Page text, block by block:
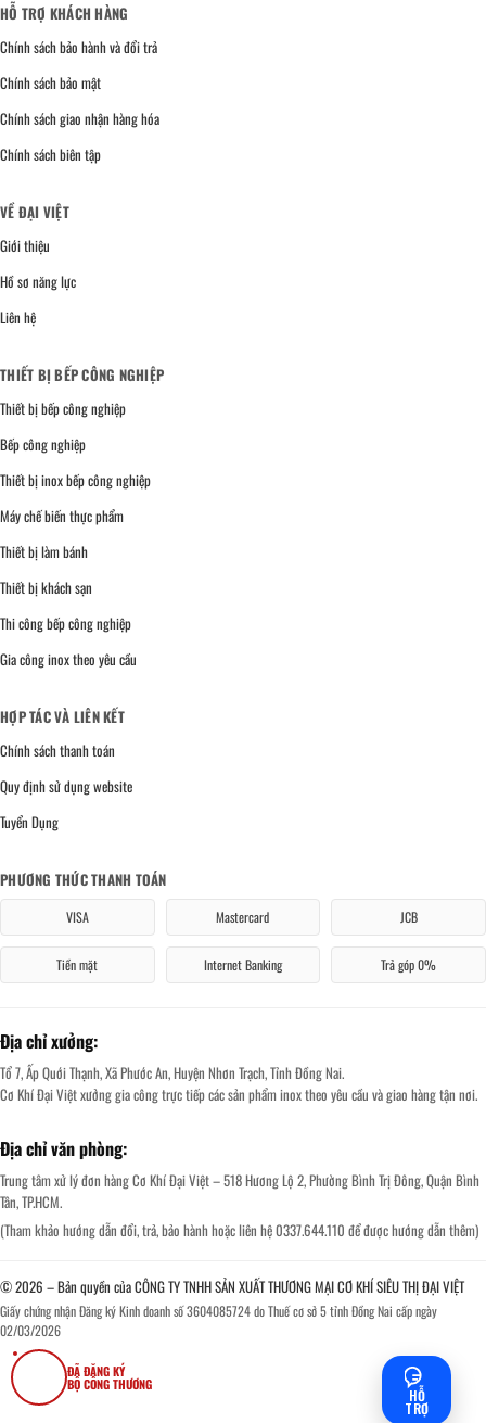
HỖ TRỢ KHÁCH HÀNG
Chính sách bảo hành và đổi trả
Chính sách bảo mật
Chính sách giao nhận hàng hóa
Chính sách biên tập
VỀ ĐẠI VIỆT
Giới thiệu
Hồ sơ năng lực
Liên hệ
THIẾT BỊ BẾP CÔNG NGHIỆP
Thiết bị bếp công nghiệp
Bếp công nghiệp
Thiết bị inox bếp công nghiệp
Máy chế biến thực phẩm
Thiết bị làm bánh
Thiết bị khách sạn
Thi công bếp công nghiệp
Gia công inox theo yêu cầu
HỢP TÁC VÀ LIÊN KẾT
Chính sách thanh toán
Quy định sử dụng website
Tuyển Dụng
PHƯƠNG THỨC THANH TOÁN
VISA Mastercard JCB
Tiền mặt Internet Banking Trả góp 0%
Địa chỉ xưởng:
Tổ 7, Ấp Quới Thạnh, Xã Phước An, Huyện Nhơn Trạch, Tỉnh Đồng Nai.
Cơ Khí Đại Việt xưởng gia công trực tiếp các sản phẩm inox theo yêu cầu và giao hàng tận nơi.
Địa chỉ văn phòng:
Trung tâm xử lý đơn hàng Cơ Khí Đại Việt – 518 Hương Lộ 2, Phường Bình Trị Đông, Quận Bình
Tân, TP.HCM.
(Tham khảo hướng dẫn đổi, trả, bảo hành hoặc liên hệ 0337.644.110 để được hướng dẫn thêm)
© 2026 – Bản quyền của CÔNG TY TNHH SẢN XUẤT THƯƠNG MẠI CƠ KHÍ SIÊU THỊ ĐẠI VIỆT
Giấy chứng nhận Đăng ký Kinh doanh số 3604085724 do Thuế cơ sở 5 tỉnh Đồng Nai cấp ngày
02/03/2026
ĐÃ ĐĂNG KÝ
BỘ CÔNG THƯƠNG
HỖ
TRỢ